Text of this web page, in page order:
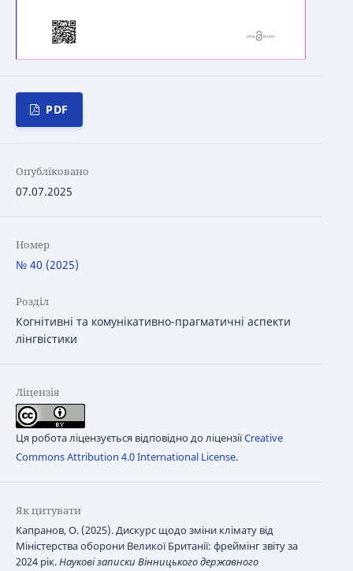
PDF
Опубліковано
07.07.2025
Номер
№ 40 (2025)
Розділ
Когнітивні та комунікативно-прагматичні аспекти
лінгвістики
Ліцензія
Ця робота ліцензується відповідно до ліцензіїCreative
Commons Attribution 4.0 International License.
Як цитувати
Капранов, О. (2025). Дискурс щодо зміни клімату від
Міністерства оборони Великої Британії: фреймінг звіту за
2024 рік.Наукові записки Вінницького державного